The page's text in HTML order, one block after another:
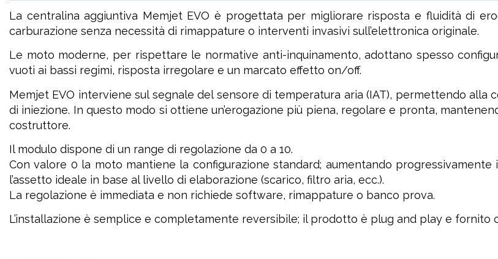
La centralina aggiuntiva Memjet EVO è progettata per migliorare risposta e fluidità di
carburazione senza necessità di rimappature o interventi invasivi sull’elettronica originale.
Le moto moderne, per rispettare le normative anti-inquinamento, adottano spesso
vuoti ai bassi regimi, risposta irregolare e un marcato effetto on/off.
Memjet EVO interviene sul segnale del sensore di temperatura aria (IAT), permettendo
di iniezione. In questo modo si ottiene un’erogazione più piena, regolare e pronta,
costruttore.
Il modulo dispone di un range di regolazione da 0 a 10.
Con valore 0 la moto mantiene la configurazione standard; aumentando
l’assetto ideale in base al livello di elaborazione (scarico, filtro aria, ecc.).
La regolazione è immediata e non richiede software, rimappature o banco prova.
L’installazione è semplice e completamente reversibile; il prodotto è plug and play e